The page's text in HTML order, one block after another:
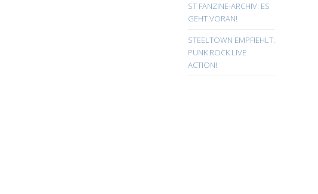
ST FANZINE-ARCHIV: ES
GEHT VORAN!
STEELTOWN EMPFIEHLT:
PUNK ROCK LIVE
ACTION!